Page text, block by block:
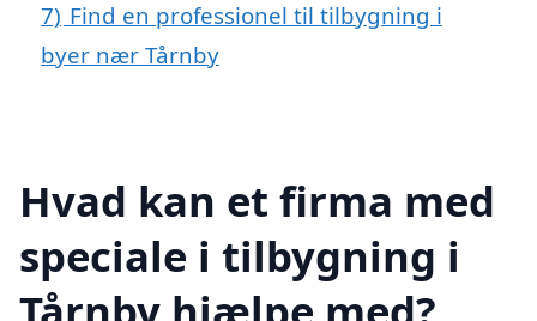
7) Find en professionel til tilbygning i
byer nær Tårnby
Hvad kan et firma med
speciale i tilbygning i